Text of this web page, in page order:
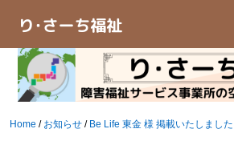
Home / お知らせ / Be Life 東金 様 掲載いたしました